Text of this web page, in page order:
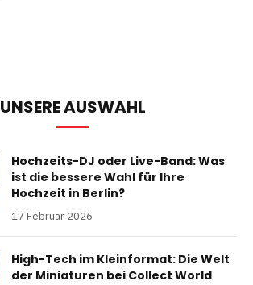
UNSERE AUSWAHL
Hochzeits-DJ oder Live-Band: Was
ist die bessere Wahl für Ihre
Hochzeit in Berlin?
17 Februar 2026
High-Tech im Kleinformat: Die Welt
der Miniaturen bei Collect World